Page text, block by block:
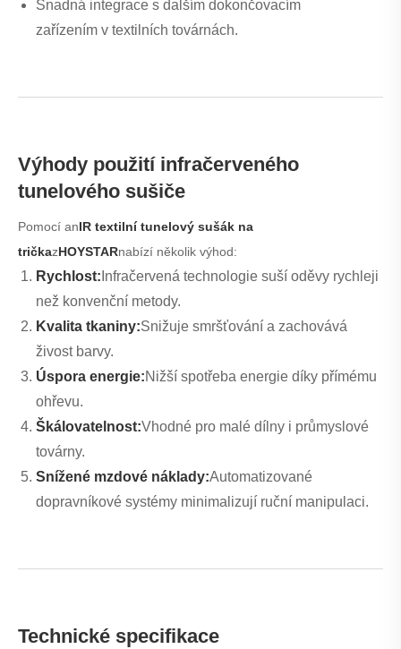
Snadná integrace s dalším dokončovacím
zařízením v textilních továrnách.
Výhody použití infračerveného
tunelového sušiče
Pomocí anIR textilní tunelový sušák na
tričkazHOYSTARnabízí několik výhod:
Rychlost: Infračervená technologie suší oděvy rychleji
než konvenční metody.
Kvalita tkaniny:Snižuje smršťování a zachovává
živost barvy.
Úspora energie:Nižší spotřeba energie díky přímému
ohřevu.
Škálovatelnost:Vhodné pro malé dílny i průmyslové
továrny.
Snížené mzdové náklady:Automatizované
dopravníkové systémy minimalizují ruční manipulaci.
Technické specifikace